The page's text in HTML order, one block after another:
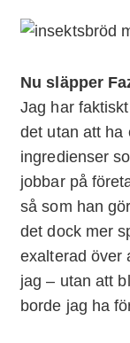
Nu släpper
Jag har
det utan att ha
ingredienser
jobbar på
så som han
det dock mer
exalterad över
jag – utan att
borde jag ha